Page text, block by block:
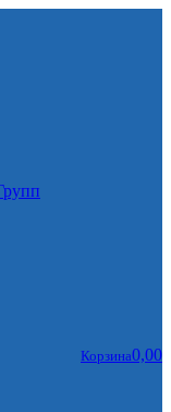
Корзина0,00